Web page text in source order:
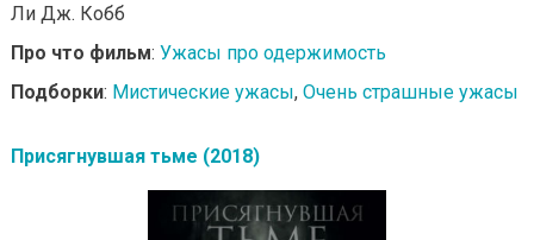
Ли Дж. Кобб
Про что фильм: Ужасы про одержимость
Подборки: Мистические ужасы, Очень страшные ужасы
Присягнувшая тьме (2018)